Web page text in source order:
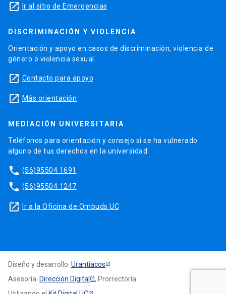
launch Ir al sitio de Emergencias
DISCRIMINACIÓN Y VIOLENCIA
Orientación y apoyo en casos de discriminación, violencia de
género o violencia sexual.
launch Contacto para apoyo
launch Más orientación
MEDIACIÓN UNIVERSITARIA
Teléfonos para orientación y consejo si se ha vulnerado
alguno de tus derechos en la universidad.
phone (56)95504 1691
phone (56)95504 1247
launch Ir a la Oficina de Ombuds UC
Diseño y desarrollo: Urantiacos
Asesoría: Dirección Digital
, Prorrectoría